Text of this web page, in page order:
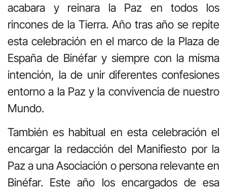
acabara y reinara la Paz en todos los
rincones de la Tierra. Año tras año se repite
esta celebración en el marco de la Plaza de
España de Binéfar y siempre con la misma
intención, la de unir diferentes confesiones
entorno a la Paz y la convivencia de nuestro
Mundo.
También es habitual en esta celebración el
encargar la redacción del Manifiesto por la
Paz a una Asociación o persona relevante en
Binéfar. Este año los encargados de esa